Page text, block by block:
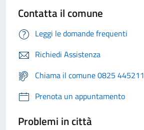
Contatta il comune
Leggi le domande frequenti
Richiedi Assistenza
Chiama il comune 0825 445211
Prenota un appuntamento
Problemi in città